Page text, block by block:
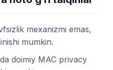
mexanizmi emas,
mumkin.
doimiy MAC privacy